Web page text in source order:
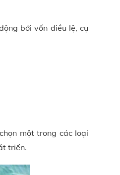
bởi vốn điều lệ, cụ
một trong các loại
triển.